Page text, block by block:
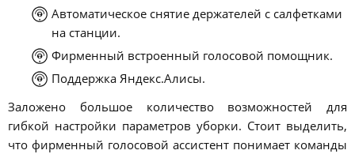
Автоматическое снятие держателей с салфетками
на станции.
Фирменный встроенный голосовой помощник.
Поддержка Яндекс.Алисы.
Заложено большое количество возможностей для
гибкой настройки параметров уборки. Стоит выделить,
что фирменный голосовой ассистент понимает команды